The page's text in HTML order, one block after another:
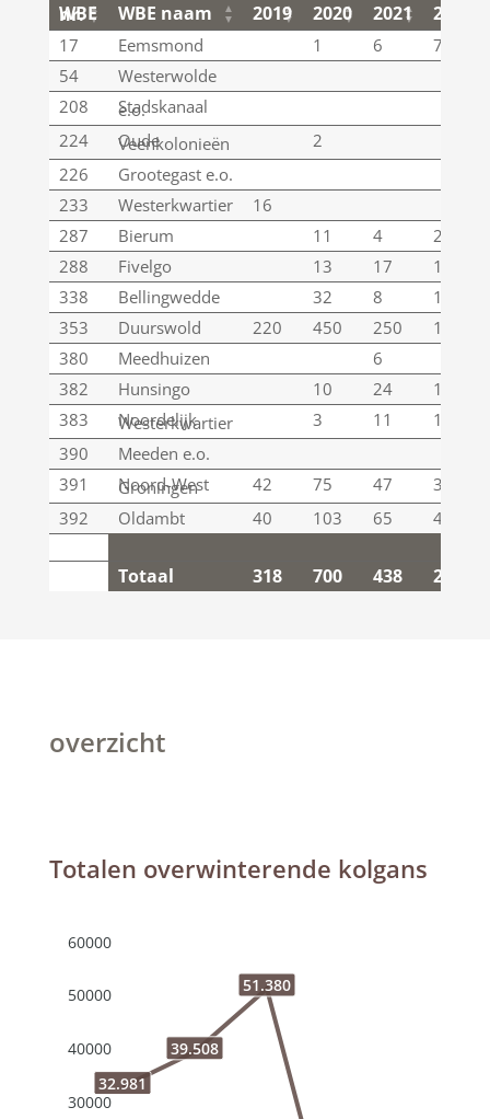
WBE nr. WBE naam 2019 2020 2021 2022
Totaal 318 700 438 249
WBE nr. WBE naam 2019 2020 2021 2022
17 Eemsmond 1 6
7
54
Westerwolde
208
Stadskanaal
e.o.
224
Oude
Veenkolonieën
2
226
Grootegast e.o.
233
Westerkwartier
16
287
Bierum 11 4
2
288
Fivelgo 13 17
17
338
Bellingwedde 32 8
14
353
Duurswold 220 450 250
108
380
Meedhuizen
6
382
Hunsingo 10 24
16
383
Noordelijk
Westerkwartier 3 11
15
390
Meeden e.o.
391
Noord-West
Groningen 42 75 47
30
392
Oldambt 40 103 65 40
Totaal 318 700 438 249
overzicht
Totalen overwinterende kolgans
60000
50000
40000
30000
32.981
39.508
51.380